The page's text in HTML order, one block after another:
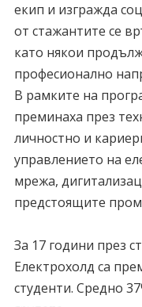
екип и изгражда
от стажантите се
като някои
професионално
В рамките на
преминаха през
личностно и
управлението на
мрежа,
предстоящите
За 17 години през
Електрохолд са
студенти. Средно